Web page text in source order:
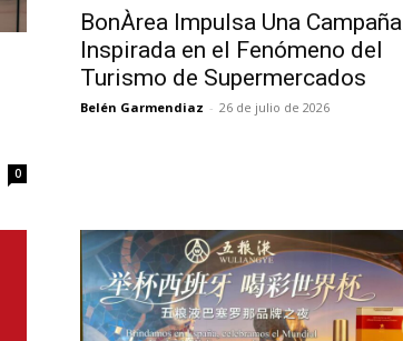
0
BonÀrea Impulsa Una Campaña
Inspirada en el Fenómeno del
Turismo de Supermercados
Belén Garmendiaz - 26 de julio de 2026